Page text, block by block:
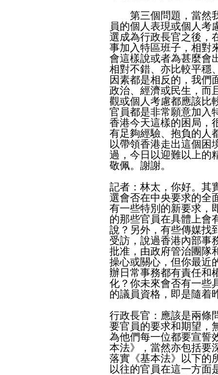
第三個問題，當然我
員的個人表現或個人考
選成為行政長官之後，
事加入特區班子，相對
會這樣說或者為甚麼會
相對不錯、亦比較平穩
因素都是相反的，我們
政治、經濟或民生，而
觀或個人考慮都應該比
官員都是非常願意加入
香港今天這樣的困局，
有足夠經驗、抱負的人
以帶領香港走出這個困
過，今日以迎難以上的
敬佩。謝謝。
記者：林太，你好。其
選會否在中央要求的全
有一些特別的新要求，
的那些官員在具體上會
說？另外，有些傳媒找
受訪，說過香港內部事
批准，由政府管治團隊
操心或關心，但你最近
辦日常事務都有責任和
化？你未來會否有一些
的議員資格，即是隨着
行政長官：應該是兩條
要官員的要求和期望，
為他們每一位都要宣誓
本法》，當然亦包括要
落實《基本法》以下的
以往的官員在這一方面